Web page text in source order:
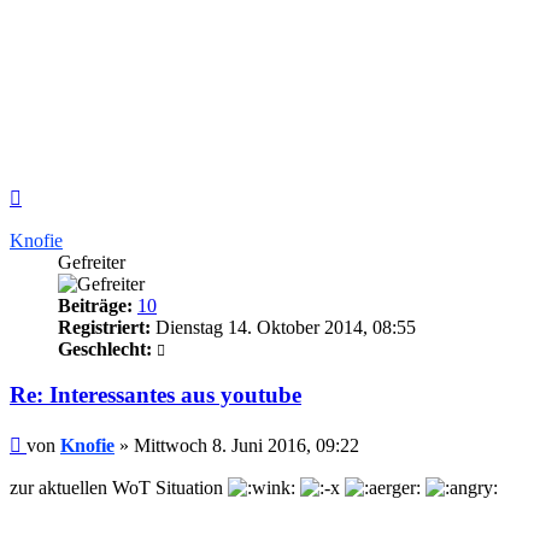
Knofie
Gefreiter
Beiträge: 10
Registriert: Dienstag 14. Oktober 2014, 08:55
Geschlecht:
Re: Interessantes aus youtube
Beitrag
von Knofie » Mittwoch 8. Juni 2016, 09:22
zur aktuellen WoT Situation